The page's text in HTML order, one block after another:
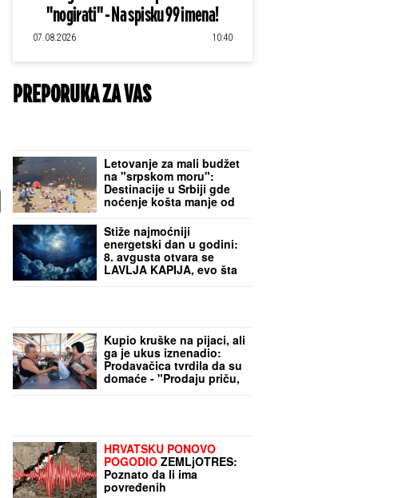
"nogirati" - Na spisku 99 imena!
07.08.2026 10:40
PREPORUKA ZA VAS
Letovanje za mali budžet
na "srpskom moru":
Destinacije u Srbiji gde
noćenje košta manje od
20 evra, a kompletan
ručak oko 10
Stiže najmoćniji
energetski dan u godini:
8. avgusta otvara se
LAVLJA KAPIJA, evo šta
Kupio kruške na pijaci, ali
ga je ukus iznenadio:
Prodavačica tvrdila da su
domaće - "Prodaju priču,
a ne svoj proizvod"
HRVATSKU PONOVO
POGODIO ZEMLjOTRES:
Poznato da li ima
povređenih